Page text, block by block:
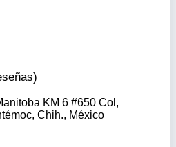
KM 6 #650 Col,
Chih., México